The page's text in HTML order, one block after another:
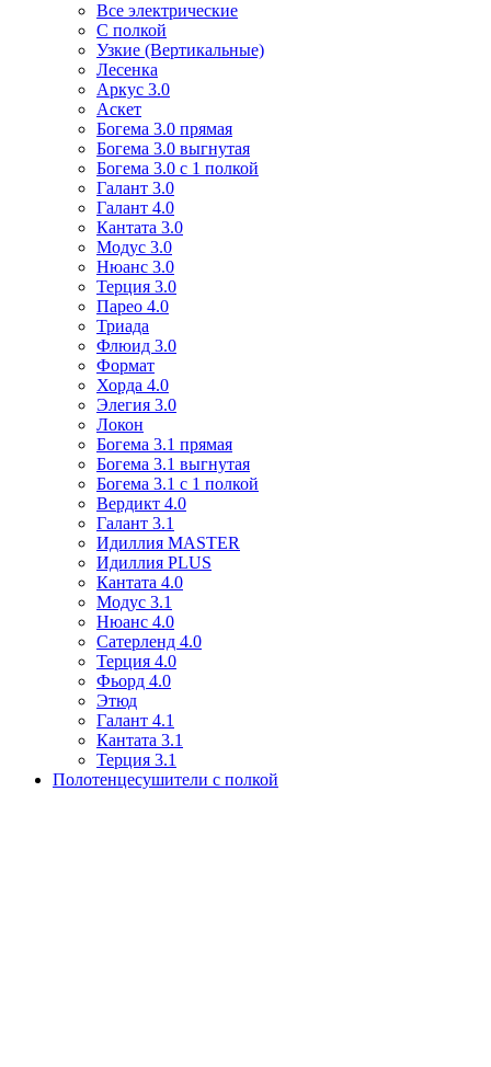
Все электрические
С полкой
Узкие (Вертикальные)
Лесенка
Аркус 3.0
Аскет
Богема 3.0 прямая
Богема 3.0 выгнутая
Богема 3.0 с 1 полкой
Галант 3.0
Галант 4.0
Кантата 3.0
Модус 3.0
Нюанс 3.0
Терция 3.0
Парео 4.0
Триада
Флюид 3.0
Формат
Хорда 4.0
Элегия 3.0
Локон
Богема 3.1 прямая
Богема 3.1 выгнутая
Богема 3.1 с 1 полкой
Вердикт 4.0
Галант 3.1
Идиллия MASTER
Идиллия PLUS
Кантата 4.0
Модус 3.1
Нюанс 4.0
Сатерленд 4.0
Терция 4.0
Фьорд 4.0
Этюд
Галант 4.1
Кантата 3.1
Терция 3.1
Полотенцесушители с полкой